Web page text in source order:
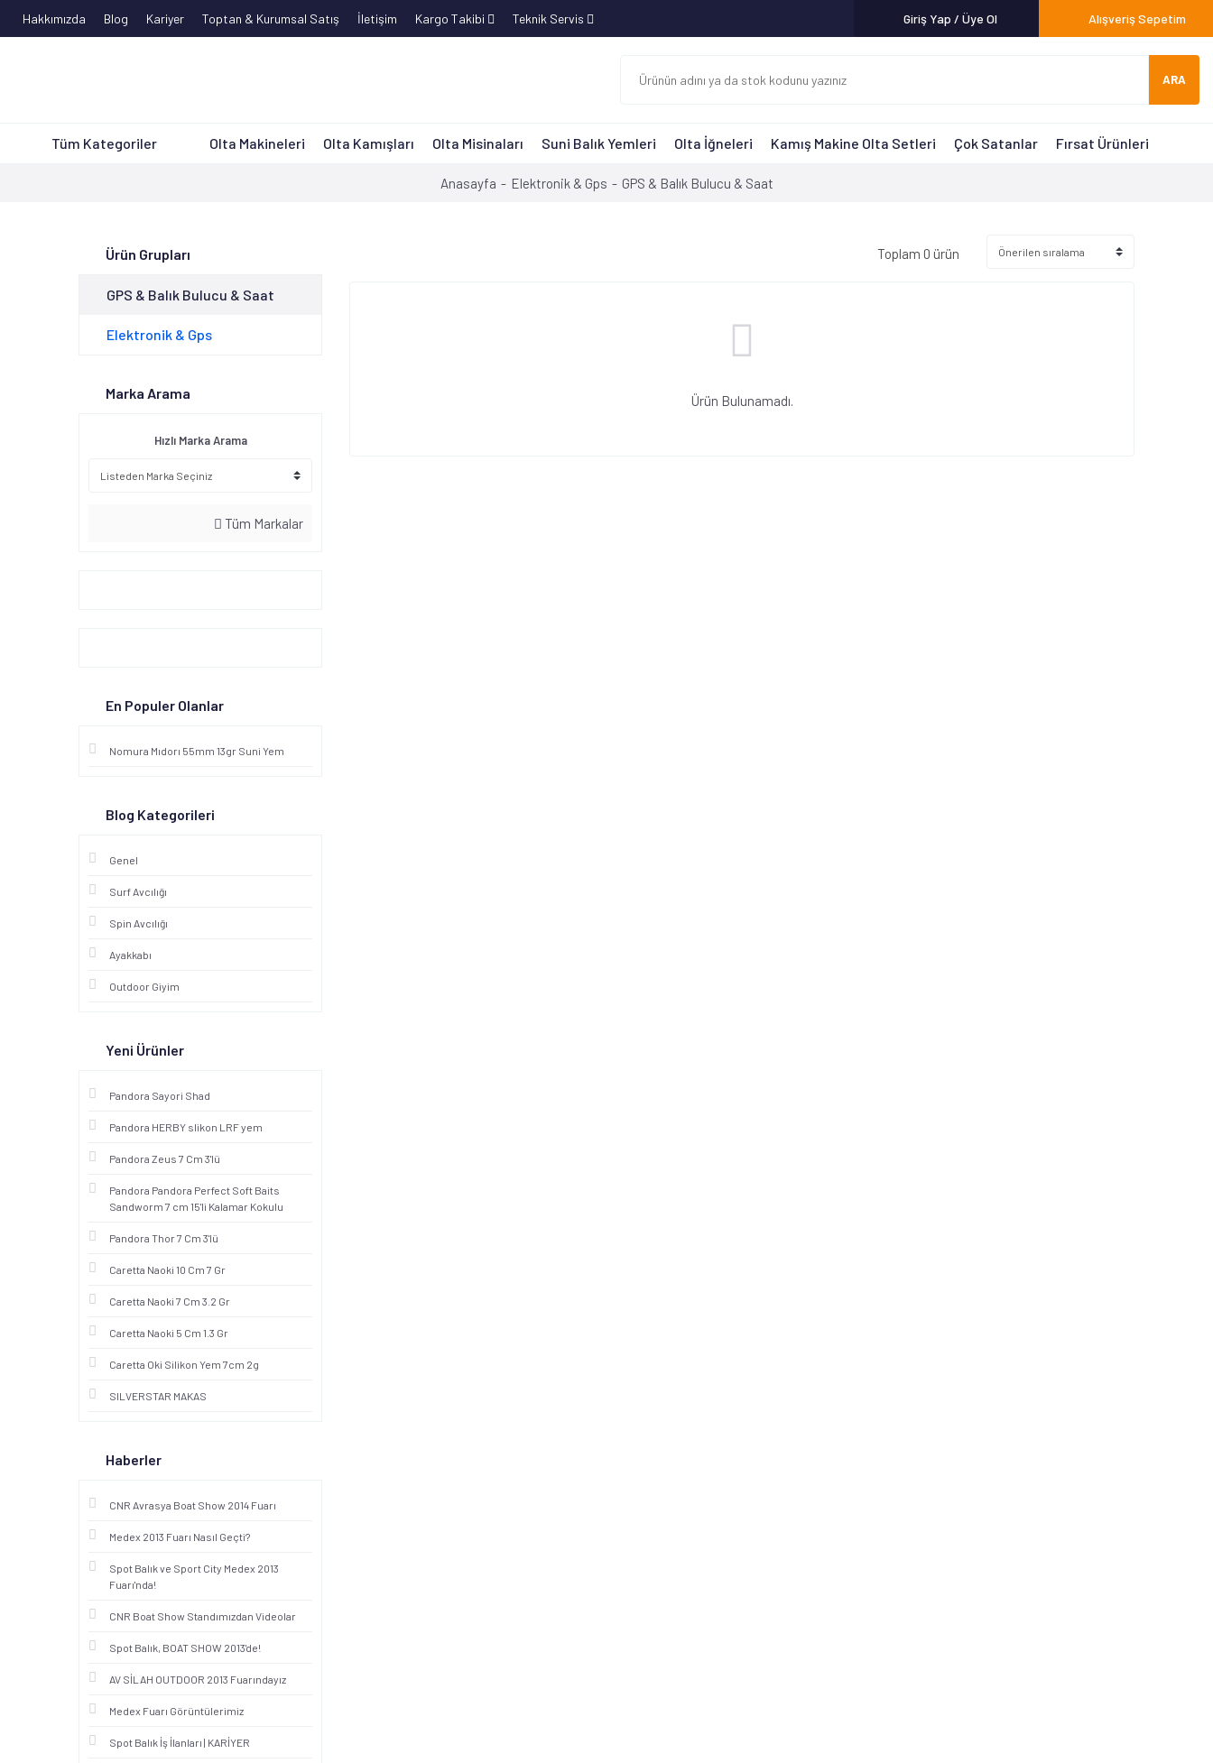
Hakkımızda Blog Kariyer Toptan & Kurumsal Satış İletişim Kargo Takibi Teknik Servis Giriş Yap / Üye Ol Alışveriş Sepetim
ARA
Tüm Kategoriler Olta Makineleri Olta Kamışları Olta Misinaları Suni Balık Yemleri Olta İğneleri Kamış Makine Olta Setleri Çok Satanlar Fırsat Ürünleri
Anasayfa Elektronik & Gps GPS & Balık Bulucu & Saat
Ürün Grupları
GPS & Balık Bulucu & Saat
Elektronik & Gps
Marka Arama
Hızlı Marka Arama
Tüm Markalar
En Populer Olanlar
Nomura Mıdorı 55mm 13gr Suni Yem
Blog Kategorileri
Genel
Surf Avcılığı
Spin Avcılığı
Ayakkabı
Outdoor Giyim
Yeni Ürünler
Pandora Sayori Shad
Pandora HERBY slikon LRF yem
Pandora Zeus 7 Cm 3'lü
Pandora Pandora Perfect Soft Baits
Sandworm 7 cm 15'li Kalamar Kokulu
Pandora Thor 7 Cm 3'lü
Caretta Naoki 10 Cm 7 Gr
Caretta Naoki 7 Cm 3.2 Gr
Caretta Naoki 5 Cm 1.3 Gr
Caretta Oki Silikon Yem 7cm 2g
SILVERSTAR MAKAS
Haberler
CNR Avrasya Boat Show 2014 Fuarı
Medex 2013 Fuarı Nasıl Geçti?
Spot Balık ve Sport City Medex 2013
Fuarı'nda!
CNR Boat Show Standımızdan Videolar
Spot Balık, BOAT SHOW 2013'de!
AV SİLAH OUTDOOR 2013 Fuarındayız
Medex Fuarı Görüntülerimiz
Spot Balık İş İlanları | KARİYER
Toplam 0 ürün
Ürün Bulunamadı.